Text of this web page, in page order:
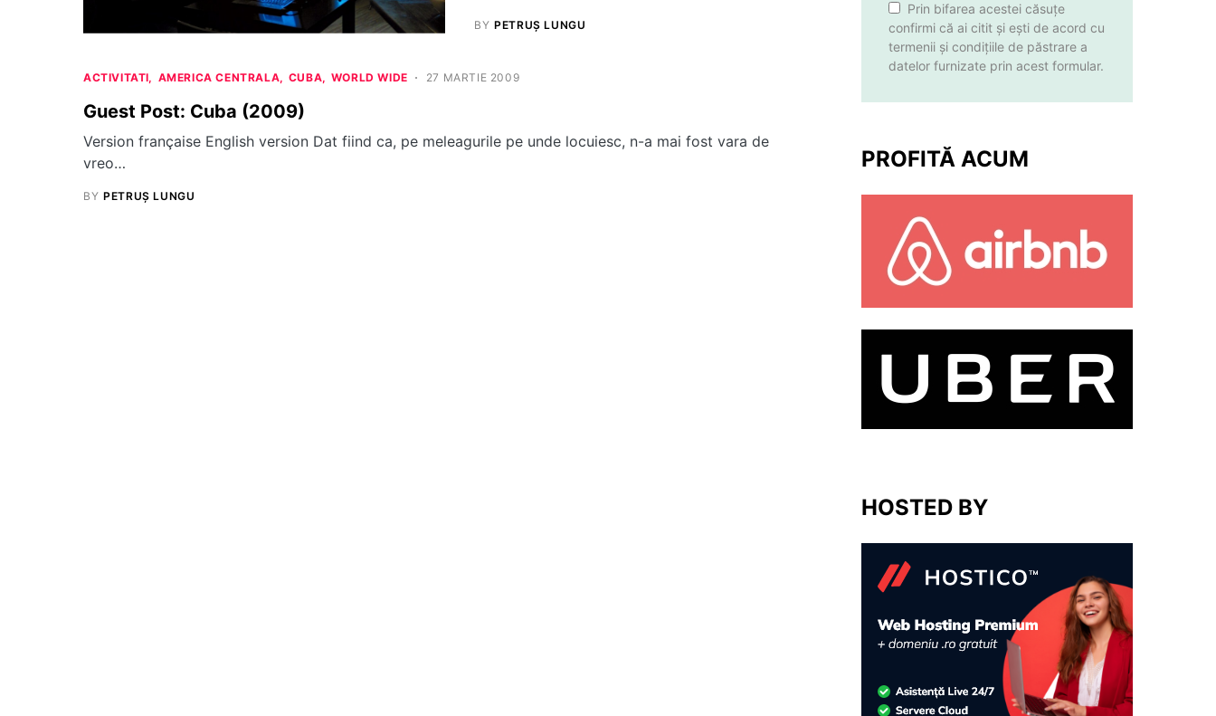
BY PETRUȘ LUNGU
ACTIVITATI AMERICA CENTRALA CUBA WORLD WIDE 27 MARTIE 2009
Guest Post: Cuba (2009)
Version française English version Dat fiind ca, pe meleagurile pe unde locuiesc, n-a mai fost vara de
vreo…
BY PETRUȘ LUNGU
Prin bifarea acestei căsuțe
confirmi că ai citit și ești de acord cu
termenii și condițiile de păstrare a
datelor furnizate prin acest formular.
PROFITĂ ACUM
HOSTED BY